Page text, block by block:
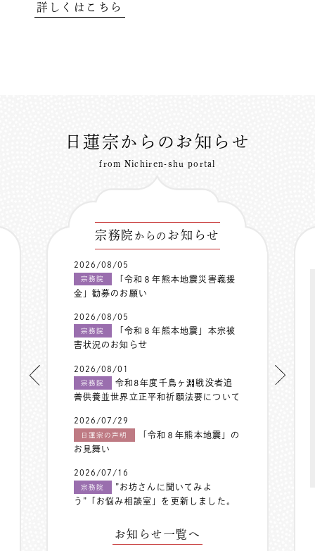
詳しくはこちら
日蓮宗からのお知らせ
from Nichiren-shu portal
宗務院 からの お知らせ
2026/08/05
宗務院
「令和８年熊本地震災害義援
金」勧募のお願い
2026/08/05
宗務院
「令和８年熊本地震」本宗被
害状況のお知らせ
2026/08/01
宗務院
令和8年度千鳥ヶ淵戦没者追
善供養並世界立正平和祈願法要について
2026/07/29
日蓮宗の声明
「令和８年熊本地震」の
お見舞い
2026/07/16
宗務院
”お坊さんに聞いてみよ
う”「お悩み相談室」を更新しました。
お知らせ一覧へ